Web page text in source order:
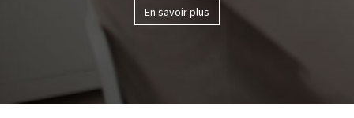
En savoir plus